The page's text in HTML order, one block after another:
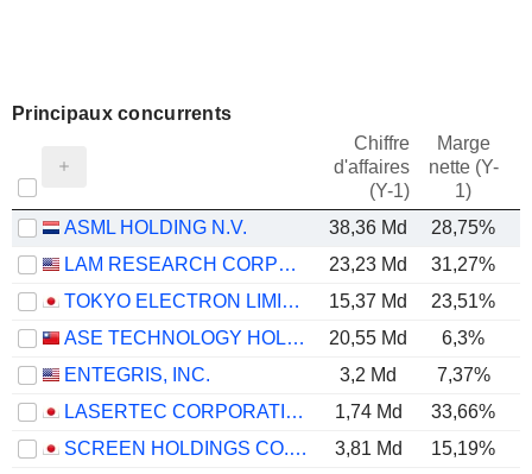
Principaux concurrents
Chiffre
d'affaires
(Y-1)
Marge
nette (Y-
1)
ASML HOLDING N.V. 38,36 Md 28,75%
LAM RESEARCH CORPORATION
23,23 Md 31,27%
TOKYO ELECTRON LIMITED
15,37 Md 23,51%
ASE TECHNOLOGY HOLDING CO., LTD.
20,55 Md 6,3%
ENTEGRIS, INC.
3,2 Md 7,37%
LASERTEC CORPORATION
1,74 Md 33,66%
SCREEN HOLDINGS CO., LTD.
3,81 Md 15,19%